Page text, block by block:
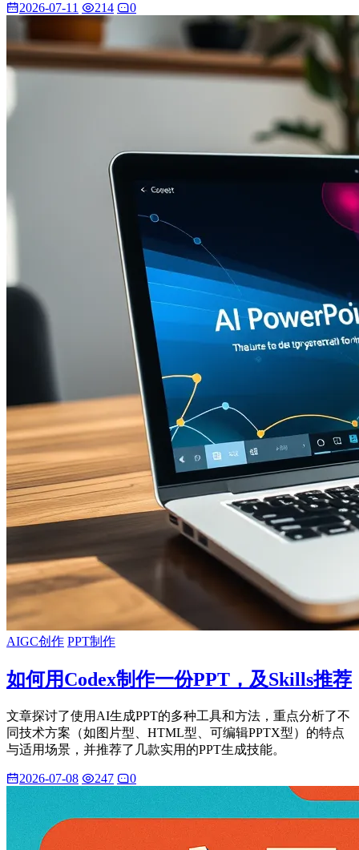
2026-07-11 214 0
AIGC创作 PPT制作
如何用Codex制作一份PPT，及Skills推荐
文章探讨了使用AI生成PPT的多种工具和方法，重点分析了不
同技术方案（如图片型、HTML型、可编辑PPTX型）的特点
与适用场景，并推荐了几款实用的PPT生成技能。
2026-07-08 247 0